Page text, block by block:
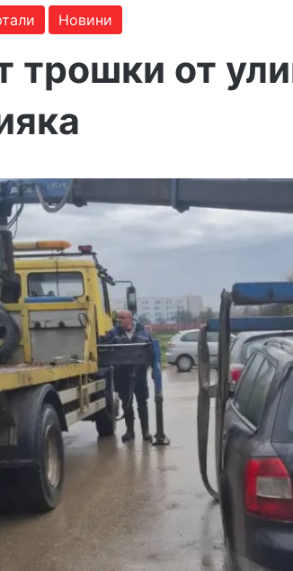
Новини
трошки от